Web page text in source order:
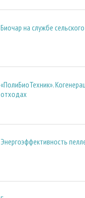
Биочар на службе
«ПолиБиоТехник».
отходах
Энергоэффективность